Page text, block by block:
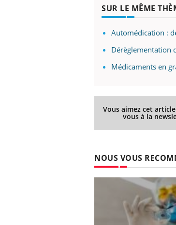
SUR LE MÊME
Automédication :
Dérèglementation
Médicaments en
Vous aimez cet
vous à la
NOUS VOUS
Insuline & Charge mentale :
reste entourée d'idées reçues chez